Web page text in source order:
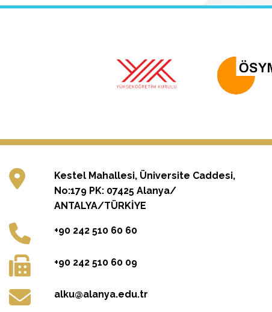
Kestel Mahallesi, Üniversite Caddesi,
No:179 PK: 07425 Alanya/
ANTALYA/TÜRKİYE
+90 242 510 60 60
+90 242 510 60 09
alku@alanya.edu.tr